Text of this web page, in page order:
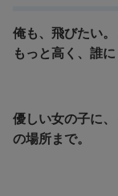
俺も、飛びたい。
もっと高く、誰
優しい女の子に
の場所まで。